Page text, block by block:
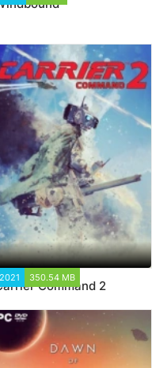
2021 350.54 MB
Command 2